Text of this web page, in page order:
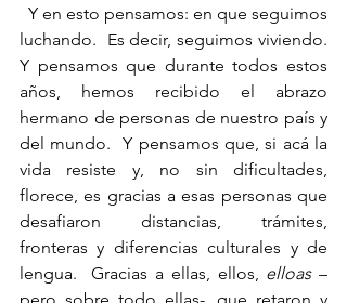
luchando.  Es decir, seguimos viviendo.
Y pensamos que durante todos estos
años, hemos recibido el abrazo
hermano de personas de nuestro país y
del mundo.  Y pensamos que, si acá la
vida resiste y, no sin dificultades,
florece, es gracias a esas personas que
desafiaron distancias, trámites,
fronteras y diferencias culturales y de
lengua.  Gracias a ellas, ellos, elloas –